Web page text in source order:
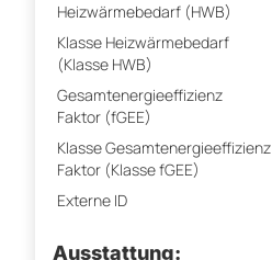
Heizwärmebedarf (HWB)
Klasse Heizwärmebedarf
(Klasse HWB)
Gesamtenergieeffizienz
Faktor (fGEE)
Klasse Gesamtenergieeffizienz
Faktor (Klasse fGEE)
Externe ID
Ausstattung: